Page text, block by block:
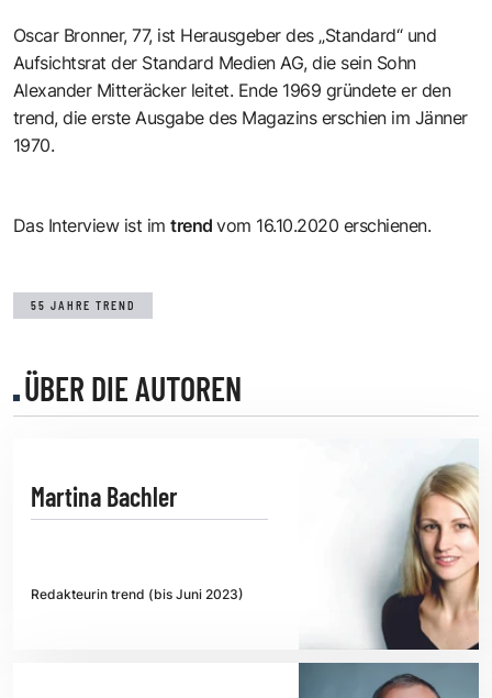
Oscar Bronner, 77, ist Herausgeber des „Standard“ und
Aufsichtsrat der Standard Medien AG, die sein Sohn
Alexander Mitteräcker leitet. Ende 1969 gründete er den
trend, die erste Ausgabe des Magazins erschien im Jänner
1970.
Das Interview ist imtrendvom 16.10.2020 erschienen.
55 JAHRE TREND
ÜBER DIE AUTOREN
Martina Bachler
Redakteurin trend (bis Juni 2023)